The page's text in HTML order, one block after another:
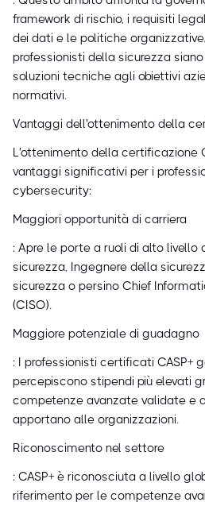
framework di rischio, i requisiti
dei dati e le politiche
professionisti della sicurezza
soluzioni tecniche agli obiettivi
normativi.
Vantaggi dell'ottenimento della
L'ottenimento della certificazione
vantaggi significativi per i
cybersecurity:
Maggiori opportunità di carriera
: Apre le porte a ruoli di alto
sicurezza, Ingegnere della
sicurezza o persino Chief
(CISO).
Maggiore potenziale di guadagno
: I professionisti certificati CASP+
percepiscono stipendi più elevati
competenze avanzate validate e
apportano alle organizzazioni.
Riconoscimento nel settore
: CASP+ è riconosciuta a livello
riferimento per le competenze